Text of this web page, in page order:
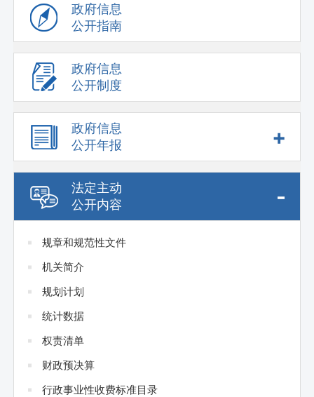
政府信息
公开指南
政府信息
公开制度
政府信息
公开年报
+
法定主动
公开内容
-
规章和规范性文件
机关简介
规划计划
统计数据
权责清单
财政预决算
行政事业性收费标准目录